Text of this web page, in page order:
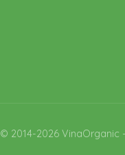
© 2014-2026 VinaOrganic